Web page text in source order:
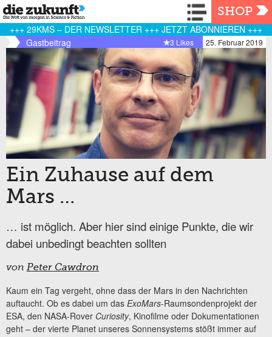
Navigation
SHOP
+++ 29KMS – DER NEWSLETTER +++ JETZT ABONNIEREN +++
Gastbeitrag
25. Februar 2019
3 Likes
Ein Zuhause auf dem
Mars …
… ist möglich. Aber hier sind einige Punkte, die wir
dabei unbedingt beachten sollten
von Peter Cawdron
Kaum ein Tag vergeht, ohne dass der Mars in den Nachrichten
auftaucht. Ob es dabei um das ExoMars-Raumsondenprojekt der
ESA, den NASA-Rover Curiosity, Kinofilme oder Dokumentationen
geht – der vierte Planet unseres Sonnensystems stößt immer auf